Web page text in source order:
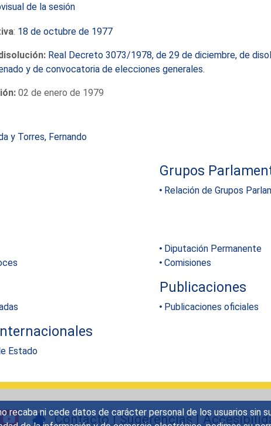
ni cede datos de carácter personal de los usuarios sin
de la sesión
: 18 de octubre de 1977
Real Decreto 3073/1978, de 29 de diciembre, de
y de convocatoria de elecciones generales.
02 de enero de 1979
y Torres, Fernando
Grupos
Relación de Grupos
Diputación Permanente
Comisiones
Publicaciones
Publicaciones oficiales
Estado
Contacto|Sugerencias|